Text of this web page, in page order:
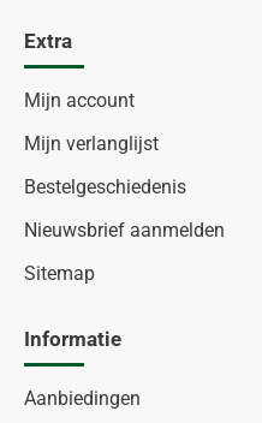
Extra
Mijn account
Mijn verlanglijst
Bestelgeschiedenis
Nieuwsbrief aanmelden
Sitemap
Informatie
Aanbiedingen